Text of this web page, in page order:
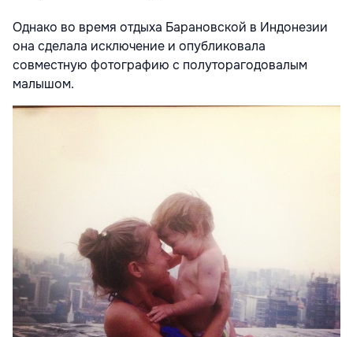
Однако во время отдыха Барановской в Индонезии
она сделала исключение и опубликовала
совместную фотографию с полуторагодовалым
малышом.